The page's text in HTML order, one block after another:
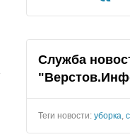
Служба
Теги новости: уборка